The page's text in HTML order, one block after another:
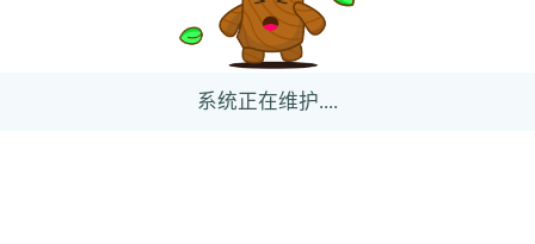
系统正在维护....